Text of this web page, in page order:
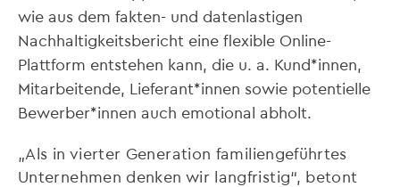
wie aus dem fakten- und datenlastigen
Nachhaltigkeitsbericht eine flexible Online-
Plattform entstehen kann, die u. a. Kund*innen,
Mitarbeitende, Lieferant*innen sowie potentielle
Bewerber*innen auch emotional abholt.
„Als in vierter Generation familiengeführtes
Unternehmen denken wir langfristig“, betont